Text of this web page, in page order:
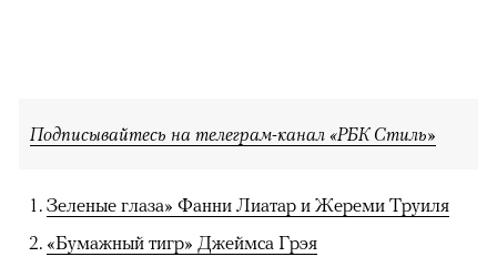
Подписывайтесь на телеграм-канал «РБК Стиль»
Зеленые глаза» Фанни Лиатар и Жереми Труиля
«Бумажный тигр» Джеймса Грэя